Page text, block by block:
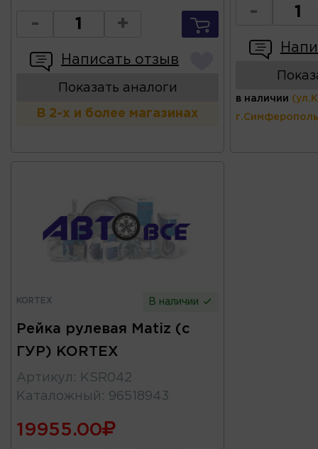
- +
Написать отзыв
Показать аналоги
В 2-х и более магазинах
-
в наличии
KORTEX В наличии
Рейка рулевая Matiz (с
ГУР) KORTEX
Артикул :
KSR042
Каталожный : 96518943
19955.00